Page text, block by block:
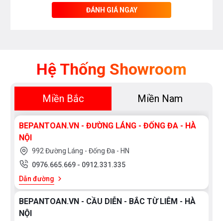
ĐÁNH GIÁ NGAY
Hệ Thống Showroom
Miền Bắc Miền Nam
BEPANTOAN.VN - ĐƯỜNG LÁNG - ĐỐNG ĐA - HÀ
NỘI
992 Đường Láng - Đống Đa - HN
0976.665.669 - 0912.331.335
Dẫn đường
BEPANTOAN.VN - CẦU DIỄN - BẮC TỪ LIÊM - HÀ
NỘI